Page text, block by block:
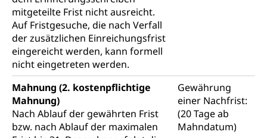
mitgeteilte Frist nicht ausreicht.
Auf Fristgesuche, die nach Verfall
der zusätzlichen Einreichungsfrist
eingereicht werden, kann formell
nicht eingetreten werden.
Mahnung (2. kostenpflichtige
Mahnung)
Nach Ablauf der gewährten Frist
bzw. nach Ablauf der maximalen
Gewährung
einer Nachfrist:
(20 Tage ab
Mahndatum)
Schulden (gruezi.lu.ch)
Betreibungsämter
Betreibungsverfahren
Konkursämter
Demokratie
Regierungsform, Stimm- und Wahlrecht,
Stimmrecht, Abstimmungen, Wahlen, politische
Parteien, Grundfreiheiten, Pluralismus
Volksrechte
Kantonale Steuern
Finanzausgleich, Einkommenssteuer, Kopfsteuer,
Personalsteuer, Haushaltssteuer, Vermögenssteuer,
Verrechnungssteuer, Quellensteuer,